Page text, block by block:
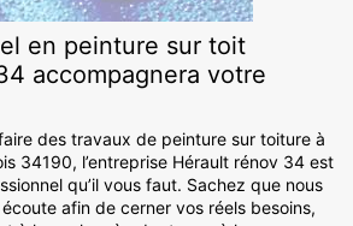
en peinture sur toit
accompagnera votre
des travaux de peinture sur toiture à
34190, l’entreprise Hérault rénov 34 est
qu’il vous faut. Sachez que nous
afin de cerner vos réels besoins,